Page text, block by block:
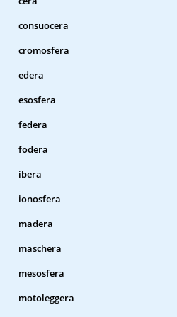
consuocera
cromosfera
edera
esosfera
federa
fodera
ibera
ionosfera
madera
maschera
mesosfera
motoleggera